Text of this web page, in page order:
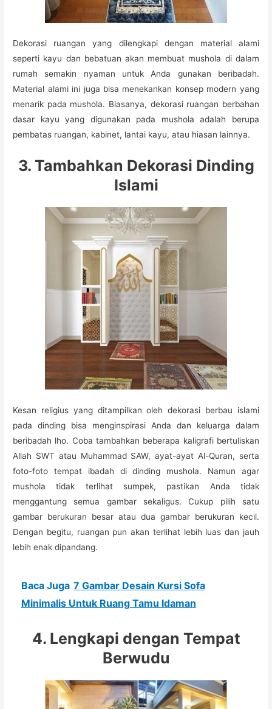
Dekorasi ruangan yang dilengkapi dengan material alami
seperti kayu dan bebatuan akan membuat mushola di dalam
rumah semakin nyaman untuk Anda gunakan beribadah.
Material alami ini juga bisa menekankan konsep modern yang
menarik pada mushola. Biasanya, dekorasi ruangan berbahan
dasar kayu yang digunakan pada mushola adalah berupa
pembatas ruangan, kabinet, lantai kayu, atau hiasan lainnya.
3. Tambahkan Dekorasi Dinding
Islami
Kesan religius yang ditampilkan oleh dekorasi berbau islami
pada dinding bisa menginspirasi Anda dan keluarga dalam
beribadah lho. Coba tambahkan beberapa kaligrafi bertuliskan
Allah SWT atau Muhammad SAW, ayat-ayat Al-Quran, serta
foto-foto tempat ibadah di dinding mushola. Namun agar
mushola tidak terlihat sumpek, pastikan Anda tidak
menggantung semua gambar sekaligus. Cukup pilih satu
gambar berukuran besar atau dua gambar berukuran kecil.
Dengan begitu, ruangan pun akan terlihat lebih luas dan jauh
lebih enak dipandang.
Baca Juga 7 Gambar Desain Kursi Sofa
Minimalis Untuk Ruang Tamu Idaman
4. Lengkapi dengan Tempat
Berwudu